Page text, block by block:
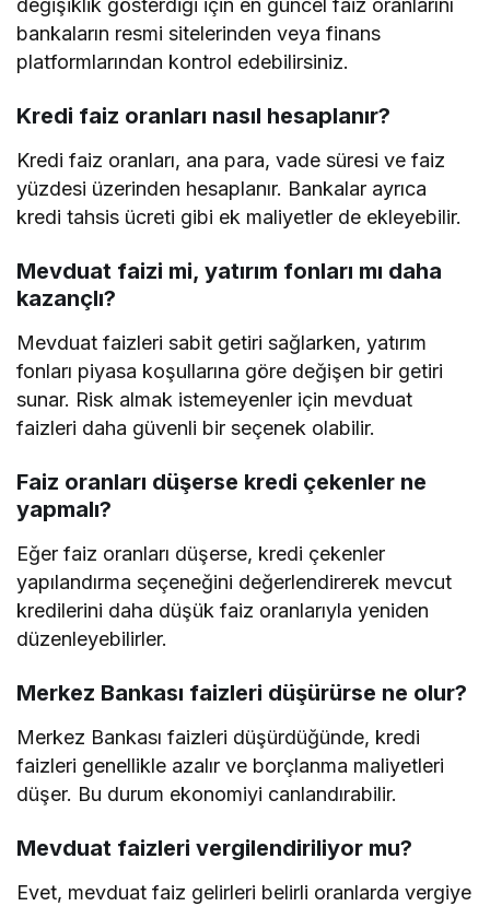
bankaların resmi sitelerinden veya finans
platformlarından kontrol edebilirsiniz.
Kredi faiz oranları nasıl hesaplanır?
Kredi faiz oranları, ana para, vade süresi ve faiz
yüzdesi üzerinden hesaplanır. Bankalar ayrıca
kredi tahsis ücreti gibi ek maliyetler de ekleyebilir.
Mevduat faizi mi, yatırım fonları mı daha
kazançlı?
Mevduat faizleri sabit getiri sağlarken, yatırım
fonları piyasa koşullarına göre değişen bir getiri
sunar. Risk almak istemeyenler için mevduat
faizleri daha güvenli bir seçenek olabilir.
Faiz oranları düşerse kredi çekenler ne
yapmalı?
Eğer faiz oranları düşerse, kredi çekenler
yapılandırma seçeneğini değerlendirerek mevcut
kredilerini daha düşük faiz oranlarıyla yeniden
düzenleyebilirler.
Merkez Bankası faizleri düşürürse ne olur?
Merkez Bankası faizleri düşürdüğünde, kredi
faizleri genellikle azalır ve borçlanma maliyetleri
düşer. Bu durum ekonomiyi canlandırabilir.
Mevduat faizleri vergilendiriliyor mu?
Evet, mevduat faiz gelirleri belirli oranlarda vergiye